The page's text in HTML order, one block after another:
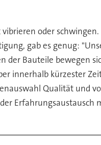
oder
gab es genug:
der Bauteile bewegen
innerhalb kürzester
Qualität und
Erfahrungsaustausch